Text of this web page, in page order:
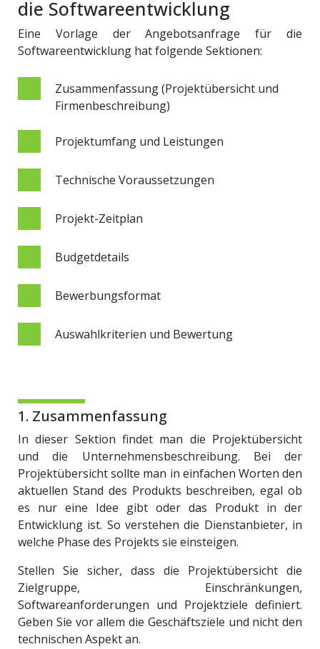
die Softwareentwicklung
Eine Vorlage der Angebotsanfrage für die
Softwareentwicklung hat folgende Sektionen:
Zusammenfassung (Projektübersicht und
Firmenbeschreibung)
Projektumfang und Leistungen
Technische Voraussetzungen
Projekt-Zeitplan
Budgetdetails
Bewerbungsformat
Auswahlkriterien und Bewertung
1. Zusammenfassung
In dieser Sektion findet man die Projektübersicht
und die Unternehmensbeschreibung. Bei der
Projektübersicht sollte man in einfachen Worten den
aktuellen Stand des Produkts beschreiben, egal ob
es nur eine Idee gibt oder das Produkt in der
Entwicklung ist. So verstehen die Dienstanbieter, in
welche Phase des Projekts sie einsteigen.
Stellen Sie sicher, dass die Projektübersicht die
Zielgruppe, Einschränkungen,
Softwareanforderungen und Projektziele definiert.
Geben Sie vor allem die Geschäftsziele und nicht den
technischen Aspekt an.